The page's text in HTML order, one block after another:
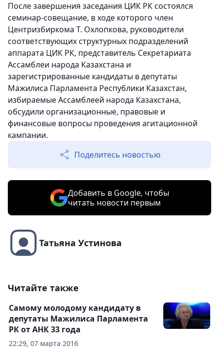
После завершения заседания ЦИК РК состоялся
семинар-совещание, в ходе которого член
Центризбиркома Т. Охлопкова, руководители
соответствующих структурных подразделений
аппарата ЦИК РК, представитель Секретариата
Ассамблеи народа Казахстана и
зарегистрированные кандидаты в депутаты
Мажилиса Парламента Республики Казахстан,
избираемые Ассамблеей народа Казахстана,
обсудили организационные, правовые и
финансовые вопросы проведения агитационной
кампании.
Поделитесь новостью
Добавить в Google, чтобы
читать новости первым
Татьяна Устинова
Читайте также
22:29, 07 марта 2016
Самому молодому кандидату в
депутаты Мажилиса Парламента
РК от АНК 33 года